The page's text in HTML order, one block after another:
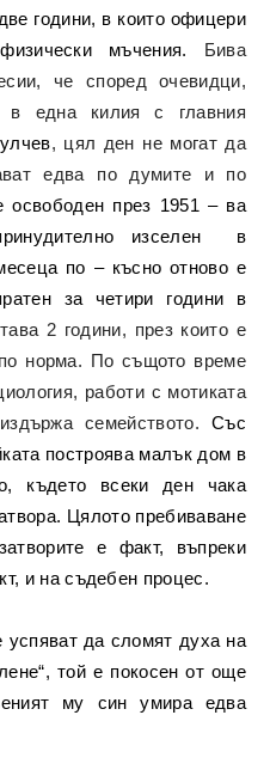
години, в които офицери
мъчения. Бива
че според очевидци,
в една килия с главния
, цял ден не могат да
едва по думите и по
освободен през 1951 – ва
изселен в
по – късно отново е
за четири години в
2 години, през които е
норма. По същото време
работи с мотиката
семейството. Със
построява малък дом в
където всеки ден чака
Цялото пребиваване
е факт, въпреки
и на съдебен процес.
да сломят духа на
той е покосен от още
му син умира едва